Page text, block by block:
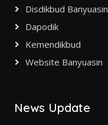
Disdikbud Banyuasin
Dapodik
Kemendikbud
Website Banyuasin
News Update